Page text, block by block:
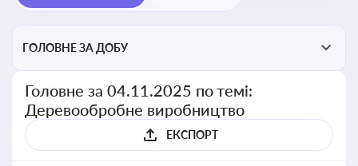
ГОЛОВНЕ ЗА ДОБУ
Головне за 04.11.2025 по темі:
Деревообробне виробництво
ЕКСПОРТ